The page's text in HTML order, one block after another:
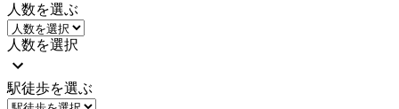
人数を選ぶ
人数を選択
駅徒歩を選ぶ